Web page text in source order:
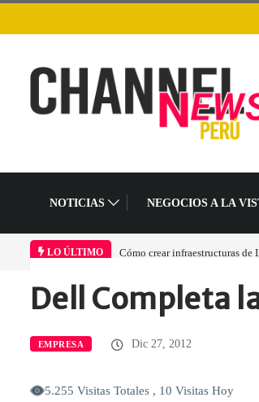
NOTICIAS NEGOCIOS A LA
LO ÚLTIMO Cómo crear infraestructuras de
Home Empresa Dell Completa
Dell Completa
EMPRESA Dic 27, 2012
5.255 Visitas Totales , 10 Visitas Hoy